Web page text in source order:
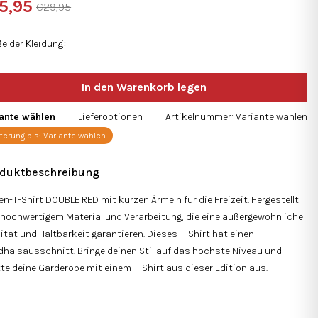
T-Shirt DOUBLE RED mit kurzen Ärmeln für die Freizeit. Hergestellt
Material und Verarbeitung, die eine außergewöhnliche
und Haltbarkeit garantieren. Dieses T-Shirt hat einen
Bringe deinen Stil auf das höchste Niveau und
deine Garderobe mit einem T-Shirt aus dieser Edition aus.
der Kleidung
€29,95
wählen
bis: Variante wählen
Lieferoptionen Artikelnummer: Variante wählen